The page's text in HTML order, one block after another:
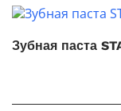
Зубная паста